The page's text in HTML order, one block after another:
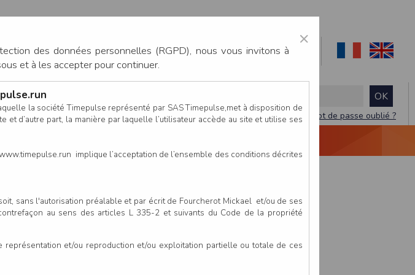
CONNEXION
Mot de passe oublié ?
×
des données personnelles (RGPD), nous vous invitons à
et à les accepter pour continuer.
la société Timepulse représenté par SAS Timepulse,met à disposition de
d’autre part, la manière par laquelle l’utilisateur accède au site et utilise ses
implique l’acceptation de l’ensemble des conditions décrites
sans l'autorisation préalable et par écrit de Fourcherot Mickael et/ou de ses
au sens des articles L 335-2 et suivants du Code de la propriété
représentation et/ou reproduction et/ou exploitation partielle ou totale de ces